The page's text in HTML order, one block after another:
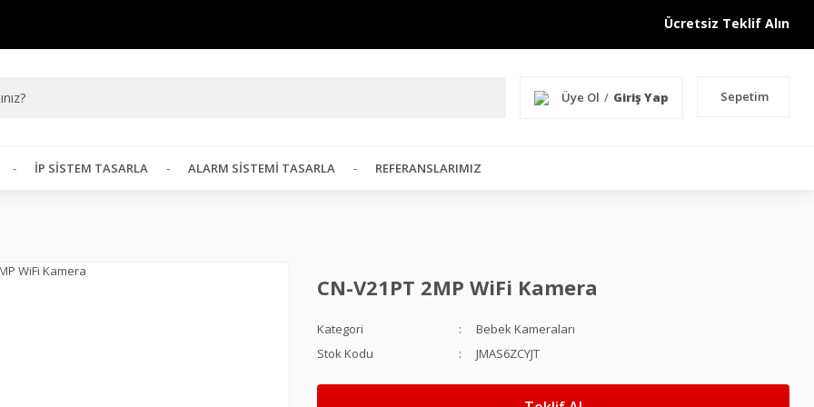
Ücretsiz Teklif Alın
Üye Ol / Giriş Yap Sepetim
İP SISTEM TASARLA ALARM SISTEMI TASARLA REFERANSLARIMIZ
CN-V21PT 2MP WiFi Kamera
Kategori
Bebek Kameraları
Stok Kodu
JMAS6ZCYJT